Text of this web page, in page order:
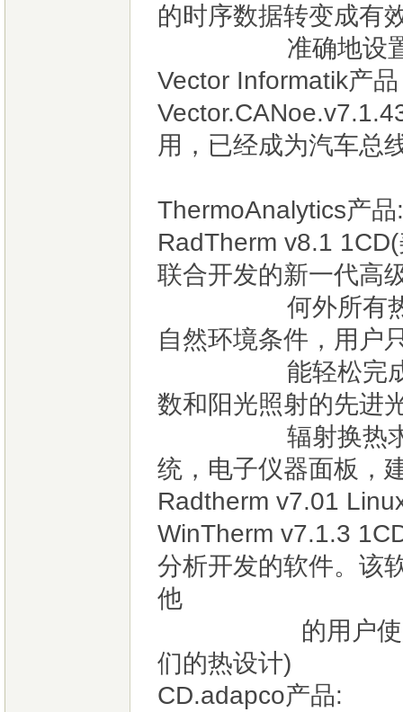
的时序数据转变成有
准确地设置目
Vector Informatik产
用，已经成为汽车总
ThermoAnalytics产品:
RadTherm v8.1
联合开发的新一代高
何外所有热分析
自然环境条件，用户
能轻松完成热分
数和阳光照射的先进
辐射换热求解器
统，电子仪器面板，
Radtherm v7.01
WinTherm v7.1.3
分析开发的软件。该
他
的用户使用独特
们的热设计)
CD.adapco产品: